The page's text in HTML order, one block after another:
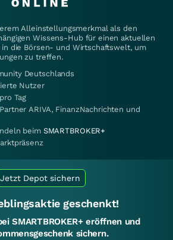
Alleinstellungsmerkmal als den
Wissens-Hub für einen aktuellen
in die Börsen- und Wirtschaftswelt, um
zu treffen.
Deutschlands
Nutzer
Tag
ARIVA, FinanzNachrichten und
beim SMARTBROKER+
Jetzt Depot sichern
geschenkt!
SMARTBROKER+ eröffnen und
sichern.